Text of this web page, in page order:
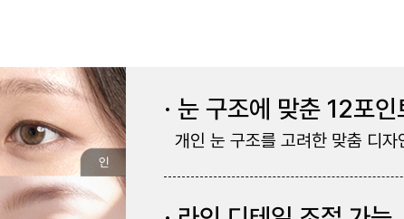
· 눈 구조에 맞춘 12포
개인 눈 구조를 고려한 맞춤 디자